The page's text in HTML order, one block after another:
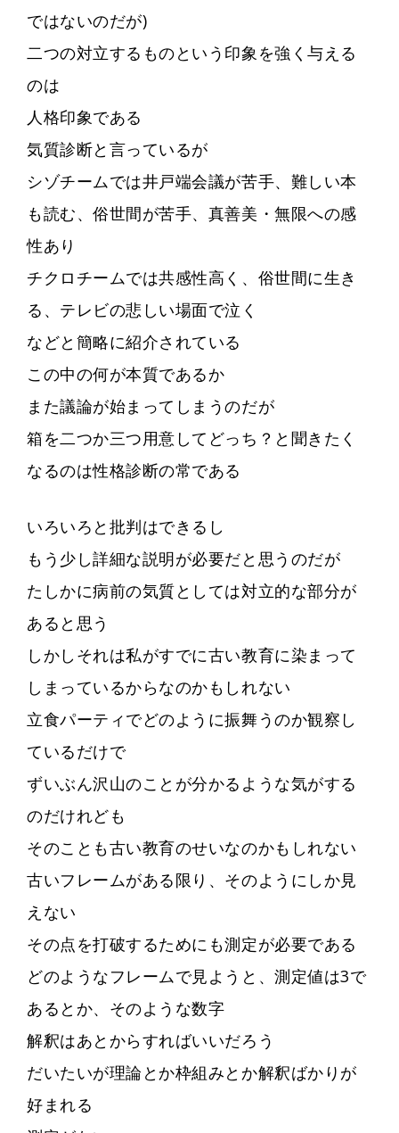
ではないのだが)
二つの対立するものという印象を強く与える
のは
人格印象である
気質診断と言っているが
シゾチームでは井戸端会議が苦手、難しい本
も読む、俗世間が苦手、真善美・無限への感
性あり
チクロチームでは共感性高く、俗世間に生き
る、テレビの悲しい場面で泣く
などと簡略に紹介されている
この中の何が本質であるか
また議論が始まってしまうのだが
箱を二つか三つ用意してどっち？と聞きたく
なるのは性格診断の常である
いろいろと批判はできるし
もう少し詳細な説明が必要だと思うのだが
たしかに病前の気質としては対立的な部分が
あると思う
しかしそれは私がすでに古い教育に染まって
しまっているからなのかもしれない
立食パーティでどのように振舞うのか観察し
ているだけで
ずいぶん沢山のことが分かるような気がする
のだけれども
そのことも古い教育のせいなのかもしれない
古いフレームがある限り、そのようにしか見
えない
その点を打破するためにも測定が必要である
どのようなフレームで見ようと、測定値は3で
あるとか、そのような数字
解釈はあとからすればいいだろう
だいたいが理論とか枠組みとか解釈ばかりが
好まれる